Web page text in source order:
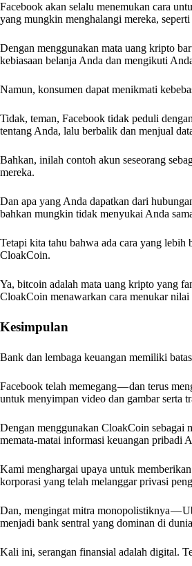
Facebook akan selalu menemukan cara
yang mungkin menghalangi mereka,
Dengan menggunakan mata uang kripto
kebiasaan belanja Anda dan mengikuti
Namun, konsumen dapat menikmati
Tidak, teman, Facebook tidak peduli
tentang Anda, lalu berbalik dan menjual
Bahkan, inilah contoh akun seseorang
mereka.
Dan apa yang Anda dapatkan dari
bahkan mungkin tidak menyukai Anda
Tetapi kita tahu bahwa ada cara yang
CloakCoin.
Ya, bitcoin adalah mata uang kripto yang
CloakCoin menawarkan cara menukar
Kesimpulan
Bank dan lembaga keuangan memiliki
Facebook telah memegang — dan terus
untuk menyimpan video dan gambar serta
Dengan menggunakan CloakCoin sebagai
memata-matai informasi keuangan pribadi
Kami menghargai upaya untuk
korporasi yang telah melanggar privasi
Dan, mengingat mitra monopolistiknya —
menjadi bank sentral yang dominan di
Kali ini, serangan finansial adalah digital.